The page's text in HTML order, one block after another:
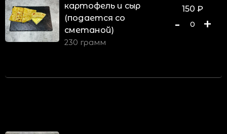
картофель и сыр
(подается со
сметаной)
230 грамм
150 ₽
- 0 +